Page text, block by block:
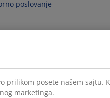
poslovanje
prilikom posete našem sajtu.
marketinga.